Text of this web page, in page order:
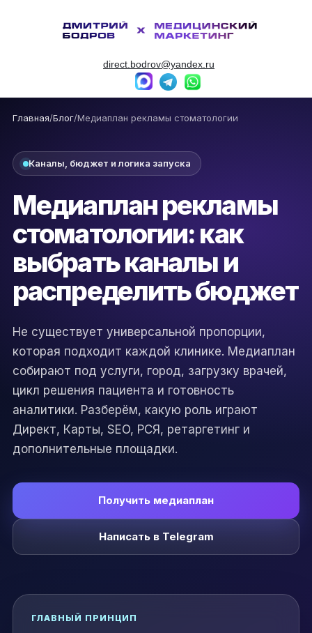
direct.bodrov@yandex.ru
Главная/Блог/Медиаплан рекламы стоматологии
Каналы, бюджет и логика запуска
Медиаплан рекламы
стоматологии: как
выбрать каналы и
распределить бюджет
Не существует универсальной пропорции,
которая подходит каждой клинике. Медиаплан
собирают под услуги, город, загрузку врачей,
цикл решения пациента и готовность
аналитики. Разберём, какую роль играют
Директ, Карты, SEO, РСЯ, ретаргетинг и
дополнительные площадки.
Получить медиаплан
Написать в Telegram
ГЛАВНЫЙ ПРИНЦИП